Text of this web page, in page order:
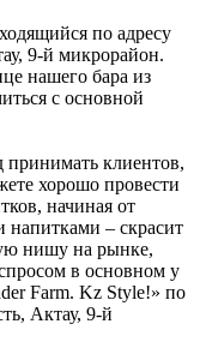
по адресу
9-й микрорайон.
нашего бара из
с основной
принимать клиентов,
хорошо провести
начиная от
напитками – скрасит
нишу на рынке,
в основном у
Farm. Kz Style!» по
Актау, 9-й